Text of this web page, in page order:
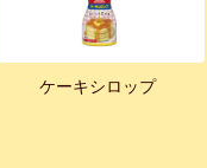
ケーキシロップ